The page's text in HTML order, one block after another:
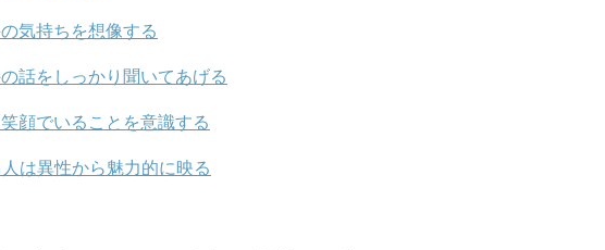
気持ちを想像する
話をしっかり聞いてあげる
顔でいることを意識する
は異性から魅力的に映る